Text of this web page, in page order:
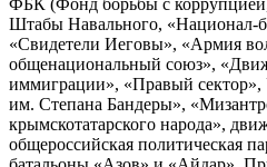
ФБК (Фонд борьбы с
Штабы Навального, «Национал-
«Свидетели Иеговы», «Армия
общенациональный союз»,
иммиграции», «Правый
им. Степана Бандеры»,
крымскотатарского народа»,
общероссийская политическая